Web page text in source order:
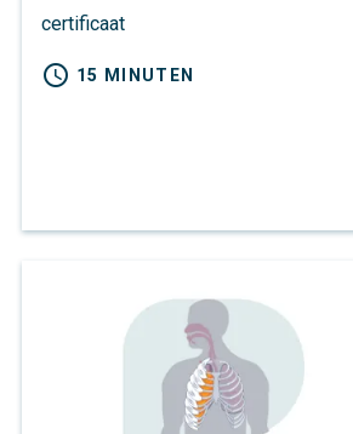
certificaat
schedule 15 MINUTEN